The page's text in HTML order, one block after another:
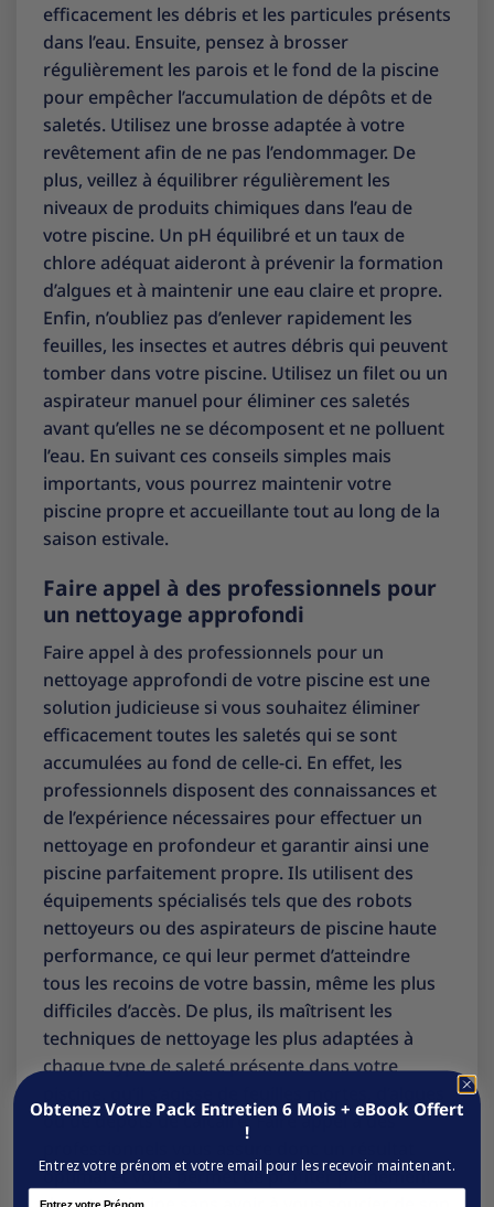
efficacement les débris et les particules présents
dans l’eau. Ensuite, pensez à brosser
régulièrement les parois et le fond de la piscine
pour empêcher l’accumulation de dépôts et de
saletés. Utilisez une brosse adaptée à votre
revêtement afin de ne pas l’endommager. De
plus, veillez à équilibrer régulièrement les
niveaux de produits chimiques dans l’eau de
votre piscine. Un pH équilibré et un taux de
chlore adéquat aideront à prévenir la formation
d’algues et à maintenir une eau claire et propre.
Enfin, n’oubliez pas d’enlever rapidement les
feuilles, les insectes et autres débris qui peuvent
tomber dans votre piscine. Utilisez un filet ou un
aspirateur manuel pour éliminer ces saletés
avant qu’elles ne se décomposent et ne polluent
l’eau. En suivant ces conseils simples mais
importants, vous pourrez maintenir votre
piscine propre et accueillante tout au long de la
saison estivale.
Faire appel à des professionnels pour
un nettoyage approfondi
Faire appel à des professionnels pour un
nettoyage approfondi de votre piscine est une
solution judicieuse si vous souhaitez éliminer
efficacement toutes les saletés qui se sont
accumulées au fond de celle-ci. En effet, les
professionnels disposent des connaissances et
de l’expérience nécessaires pour effectuer un
nettoyage en profondeur et garantir ainsi une
piscine parfaitement propre. Ils utilisent des
équipements spécialisés tels que des robots
nettoyeurs ou des aspirateurs de piscine haute
performance, ce qui leur permet d’atteindre
tous les recoins de votre bassin, même les plus
difficiles d’accès. De plus, ils maîtrisent les
techniques de nettoyage les plus adaptées à
chaque type de saleté présente dans votre
ou de dépôts de calcaire. Faire appel à des
optimal et vous permet de profiter pleinement
Obtenez Votre Pack Entretien 6 Mois + eBook Offert
!
Entrez votre prénom et votre email pour les recevoir maintenant.
Name